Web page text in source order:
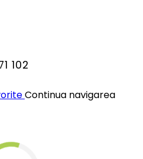
102
Continua navigarea